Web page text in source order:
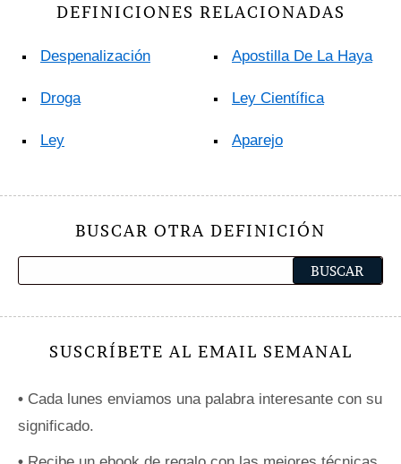
DEFINICIONES RELACIONADAS
Despenalización
Droga
Ley
Apostilla De La Haya
Ley Científica
Aparejo
BUSCAR OTRA DEFINICIÓN
SUSCRÍBETE AL EMAIL SEMANAL
• Cada lunes enviamos una palabra interesante con su
significado.